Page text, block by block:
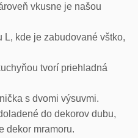
vkusne je našou
L, kde je zabudované vštko,
tvorí priehladná
s dvomi výsuvmi.
do dekorov dubu,
dekor mramoru.